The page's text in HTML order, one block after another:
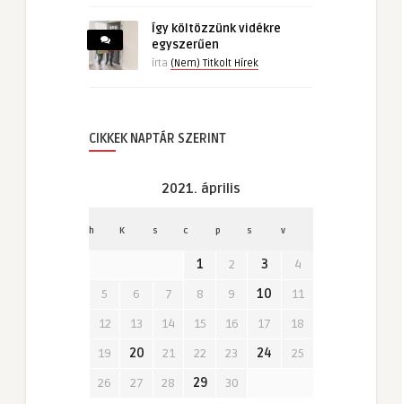
Így költözzünk vidékre
egyszerűen
írta (Nem) Titkolt Hírek
CIKKEK NAPTÁR SZERINT
2021. április
h K s c p s v
1 2 3
4
5
6 7 8 9 10
11
12
13 14 15 16 17
18
19
20 21 22 23 24
25
26
27 28 29 30